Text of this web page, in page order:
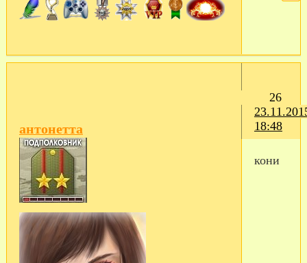
26
18:48
антонетта
кони